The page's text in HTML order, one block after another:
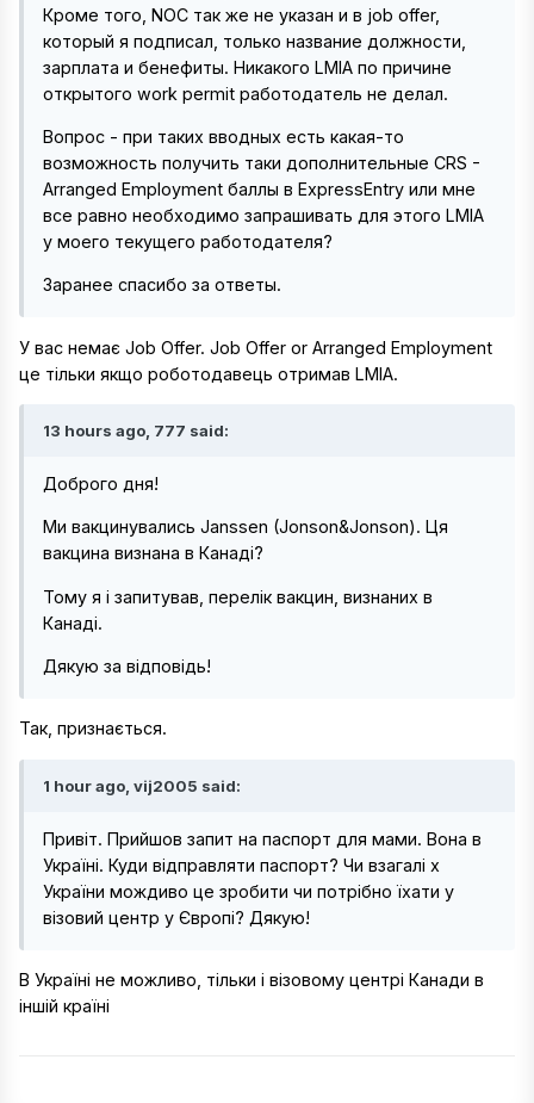
Кроме того, NOC так же не указан и в job offer,
который я подписал, только название должности,
зарплата и бенефиты. Никакого LMIA по причине
открытого work permit работодатель не делал.
Вопрос - при таких вводных есть какая-то
возможность получить таки дополнительные CRS -
Arranged Employment баллы в ExpressEntry или мне
все равно необходимо запрашивать для этого LMIA
у моего текущего работодателя?
Заранее спасибо за ответы.
У вас немає Job Offer. Job Offer or Arranged Employment
це тільки якщо роботодавець отримав LMIA.
13 hours ago, 777 said:
Доброго дня!
Ми вакцинувались Janssen (Jonson&Jonson). Ця
вакцина визнана в Канаді?
Тому я і запитував, перелік вакцин, визнаних в
Канаді.
Дякую за відповідь!
Так, признається.
1 hour ago, vij2005 said:
Привіт. Прийшов запит на паспорт для мами. Вона в
Україні. Куди відправляти паспорт? Чи взагалі х
України мождиво це зробити чи потрібно їхати у
візовий центр у Європі? Дякую!
В Україні не можливо, тільки і візовому центрі Канади в
іншій країні